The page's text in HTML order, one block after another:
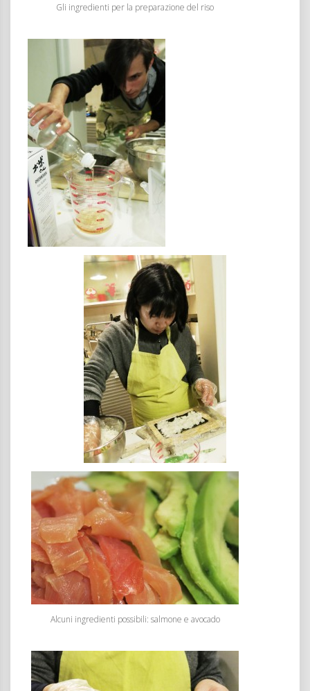
Gli ingredienti per la preparazione del riso
Alcuni ingredienti possibili: salmone e avocado